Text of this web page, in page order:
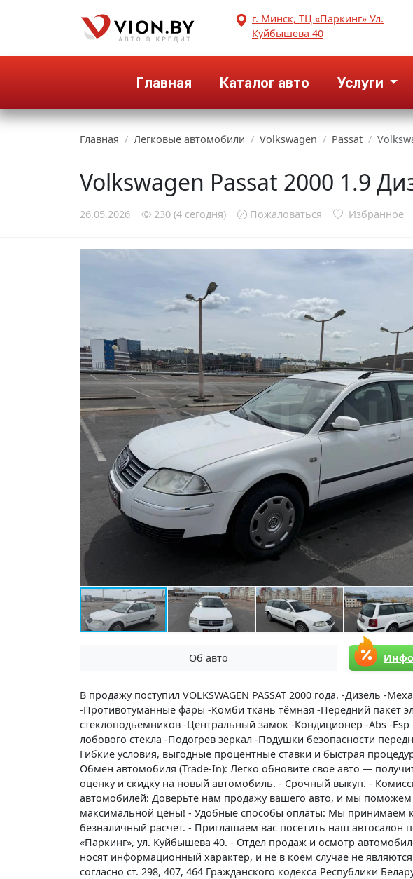
г. Минск, ТЦ «Паркинг» Ул.
Куйбышева 40
Главная Каталог авто Услуги
Главная Легковые автомобили Volkswagen Passat
Volkswagen Passat 2000 1.9
26.05.2026 230 (4 сегодня) Пожаловаться Избранное
Об авто
В продажу поступил VOLKSWAGEN PASSAT 2000 года. -Дизель -
-Противотуманные фары -Комби ткань тёмная -Передний пакет
стеклоподьемников -Центральный замок -Кондиционер -Abs -Esp
лобового стекла -Подогрев зеркал -Подушки безопасности
Гибкие условия, выгодные процентные ставки и быстрая
Обмен автомобиля (Trade-In): Легко обновите свое авто —
оценку и скидку на новый автомобиль. - Срочный выкуп. -
автомобилей: Доверьте нам продажу вашего авто, и мы поможем
максимальной цены! - Удобные способы оплаты: Мы принимаем
безналичный расчёт. - Приглашаем вас посетить наш автосалон
«Паркинг», ул. Куйбышева 40. - Отдел продаж и осмотр
носят информационный характер, и не в коем случае не
согласно ст. 298, 407, 464 Гражданского кодекса Республики